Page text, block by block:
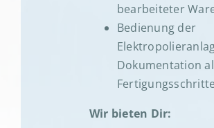
bearbeiteter
Bedienung der
Dokumentation
Wir bieten Dir: